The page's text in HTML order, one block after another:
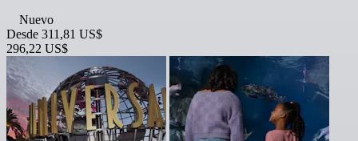
Nuevo
Desde 311,81 US$
296,22 US$